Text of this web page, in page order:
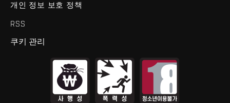
개인 정보 보호 정책
RSS
쿠키 관리